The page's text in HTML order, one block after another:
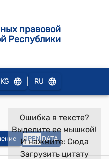
правовой
Республики
KG RU
OPEN DATA
Ошибка в тексте?
Выделите ее мышкой!
И нажмите: Сюда
Загрузить цитату